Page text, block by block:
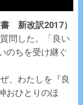
新改訳2017）
問した。「良い
のちを受け継ぐ
、わたしを『良
おひとりのほ